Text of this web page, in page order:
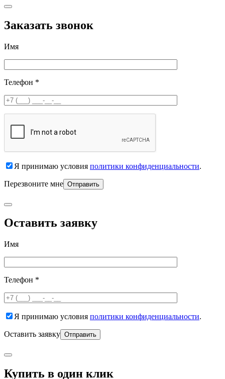
Заказать звонок
Имя
Телефон *
Я принимаю условия политики конфиденциальности.
Перезвоните мне
Оставить заявку
Имя
Телефон *
Я принимаю условия политики конфиденциальности.
Оставить заявку
Купить в один клик